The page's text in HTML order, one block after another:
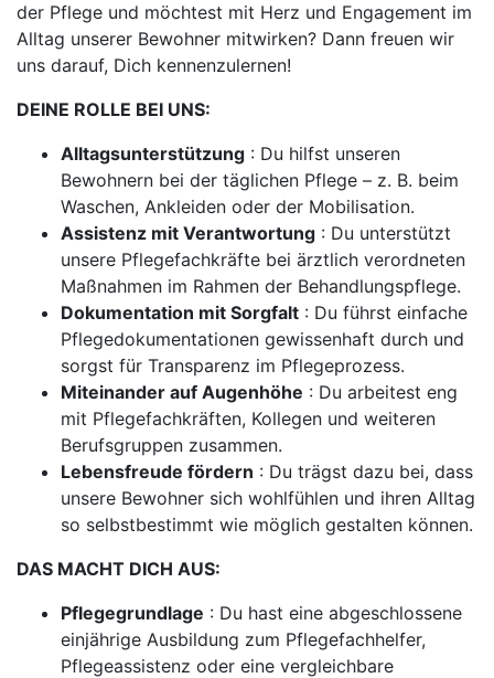
der Pflege und möchtest mit Herz und Engagement im
Alltag unserer Bewohner mitwirken? Dann freuen wir
uns darauf, Dich kennenzulernen!
DEINE ROLLE BEI UNS:
Alltagsunterstützung : Du hilfst unseren
Bewohnern bei der täglichen Pflege – z. B. beim
Waschen, Ankleiden oder der Mobilisation.
Assistenz mit Verantwortung : Du unterstützt
unsere Pflegefachkräfte bei ärztlich verordneten
Maßnahmen im Rahmen der Behandlungspflege.
Dokumentation mit Sorgfalt : Du führst einfache
Pflegedokumentationen gewissenhaft durch und
sorgst für Transparenz im Pflegeprozess.
Miteinander auf Augenhöhe : Du arbeitest eng
mit Pflegefachkräften, Kollegen und weiteren
Berufsgruppen zusammen.
Lebensfreude fördern : Du trägst dazu bei, dass
unsere Bewohner sich wohlfühlen und ihren Alltag
so selbstbestimmt wie möglich gestalten können.
DAS MACHT DICH AUS:
Pflegegrundlage : Du hast eine abgeschlossene
einjährige Ausbildung zum Pflegefachhelfer,
Pflegeassistenz oder eine vergleichbare